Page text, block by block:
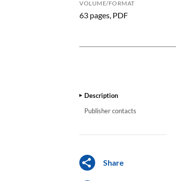
VOLUME/FORMAT
63 pages, PDF
Description
Publisher contacts
Share